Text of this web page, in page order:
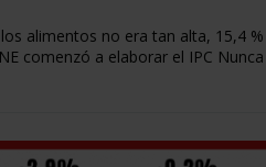
alimentos no era tan alta, 15,4 %
comenzó a elaborar el IPC Nunca